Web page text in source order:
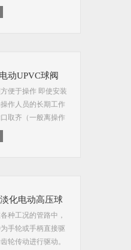
下。而气动阀门需
，所以选用电动阀
动UPVC球阀
便于操作 即使安装
作人员的长期工作
取齐（一般离操作
闭阀门比较省劲。
球阀
化电动高压球
种工况的管路中，
手轮或手柄直接驱
轮传动进行驱动。